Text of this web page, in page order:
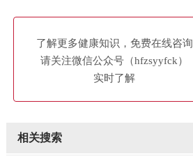
了解更多健康知识，免费在线咨询
请关注微信公众号（hfzsyyfck）
实时了解
相关搜索